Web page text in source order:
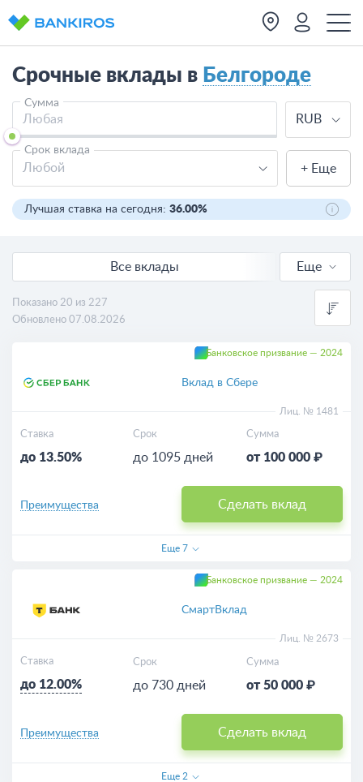
Срочные вклады в Белгороде
Сумма
RUB
Срок вклада
Любой + Еще
Лучшая ставка на сегодня: 36.00%
Все вклады
Для пенсионеров
Пополняемые
Еще
Показано 20 из 227
Обновлено 07.08.2026
Банковское призвание — 2024
Вклад в Сбере
Лиц. № 1481
Ставка
до 13.50%
Срок
до 1095 дней
Сумма
от 100 000 ₽
Сделать вклад
Преимущества
Еще 7
Банковское призвание — 2024
СмартВклад
Лиц. № 2673
Ставка
до 12.00%
Срок
до 730 дней
Сумма
от 50 000 ₽
Сделать вклад
Преимущества
Еще 2